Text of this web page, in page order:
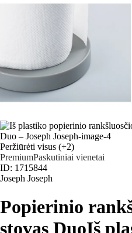
Peržiūrėti visus (+2)
PremiumPaskutiniai vienetai
ID: 1715844
Joseph Joseph
Popierinio
stovas DuoIš